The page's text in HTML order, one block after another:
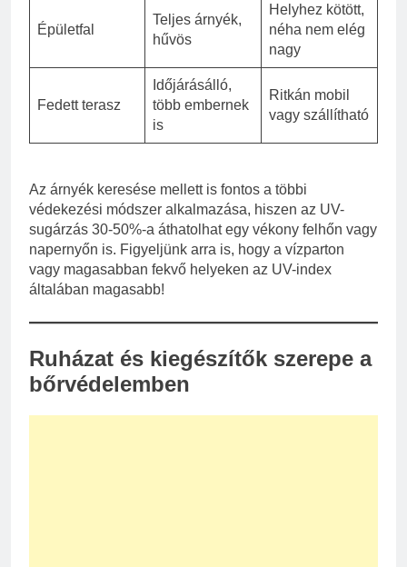
Épületfal
Teljes árnyék,
hűvös
Helyhez kötött,
néha nem elég
nagy
Fedett terasz
Időjárásálló,
több embernek
is
Ritkán mobil
vagy szállítható
Az árnyék keresése mellett is fontos a többi
védekezési módszer alkalmazása, hiszen az UV-
sugárzás 30-50%-a áthatolhat egy vékony felhőn vagy
napernyőn is. Figyeljünk arra is, hogy a vízparton
vagy magasabban fekvő helyeken az UV-index
általában magasabb!
Ruházat és kiegészítők szerepe a
bőrvédelemben